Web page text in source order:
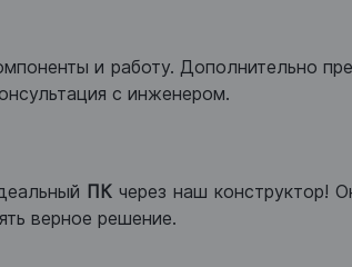
и работу. Дополнительно
с инженером.
ПК через наш конструктор!
верное решение.